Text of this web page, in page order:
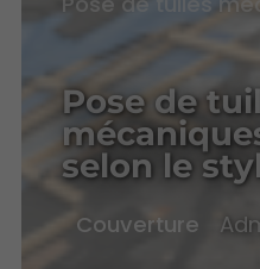
Pose de
selon le
Couverture